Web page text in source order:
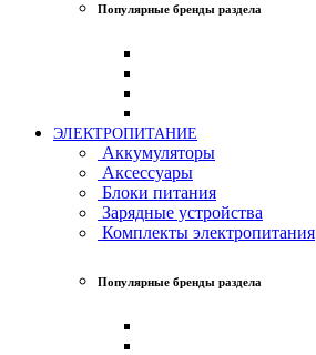
Популярные бренды раздела
ЭЛЕКТРОПИТАНИЕ
Аккумуляторы
Аксессуары
Блоки питания
Зарядные устройства
Комплекты электропитания
Популярные бренды раздела